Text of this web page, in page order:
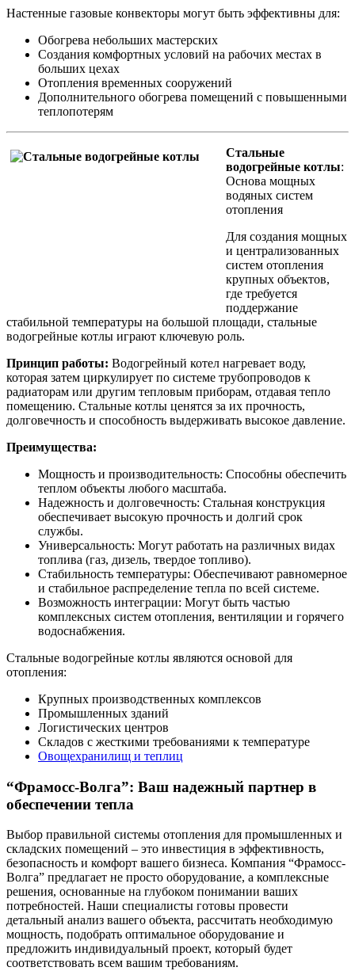
Настенные газовые конвекторы могут быть эффективны для:
Обогрева небольших мастерских
Создания комфортных условий на рабочих местах в
больших цехах
Отопления временных сооружений
Дополнительного обогрева помещений с повышенными
теплопотерям
Стальные
водогрейные котлы:
Основа мощных
водяных систем
отопления
Для создания мощных
и централизованных
систем отопления
крупных объектов,
где требуется
поддержание
стабильной температуры на большой площади, стальные
водогрейные котлы играют ключевую роль.
Принцип работы: Водогрейный котел нагревает воду,
которая затем циркулирует по системе трубопроводов к
радиаторам или другим тепловым приборам, отдавая тепло
помещению. Стальные котлы ценятся за их прочность,
долговечность и способность выдерживать высокое давление.
Преимущества:
Мощность и производительность: Способны обеспечить
теплом объекты любого масштаба.
Надежность и долговечность: Стальная конструкция
обеспечивает высокую прочность и долгий срок
службы.
Универсальность: Могут работать на различных видах
топлива (газ, дизель, твердое топливо).
Стабильность температуры: Обеспечивают равномерное
и стабильное распределение тепла по всей системе.
Возможность интеграции: Могут быть частью
комплексных систем отопления, вентиляции и горячего
водоснабжения.
Стальные водогрейные котлы являются основой для
отопления:
Крупных производственных комплексов
Промышленных зданий
Логистических центров
Складов с жесткими требованиями к температуре
Овощехранилищ и теплиц
“Фрамосс-Волга”: Ваш надежный партнер в
обеспечении тепла
Выбор правильной системы отопления для промышленных и
складских помещений – это инвестиция в эффективность,
безопасность и комфорт вашего бизнеса. Компания “Фрамосс-
Волга” предлагает не просто оборудование, а комплексные
решения, основанные на глубоком понимании ваших
потребностей. Наши специалисты готовы провести
детальный анализ вашего объекта, рассчитать необходимую
мощность, подобрать оптимальное оборудование и
предложить индивидуальный проект, который будет
соответствовать всем вашим требованиям.